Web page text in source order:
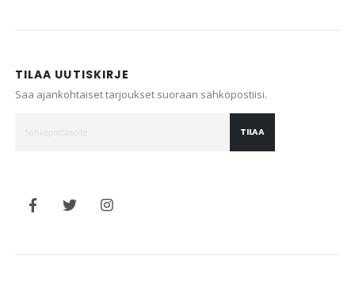
TILAA UUTISKIRJE
Saa ajankohtaiset tarjoukset suoraan sähköpostiisi.
TILAA